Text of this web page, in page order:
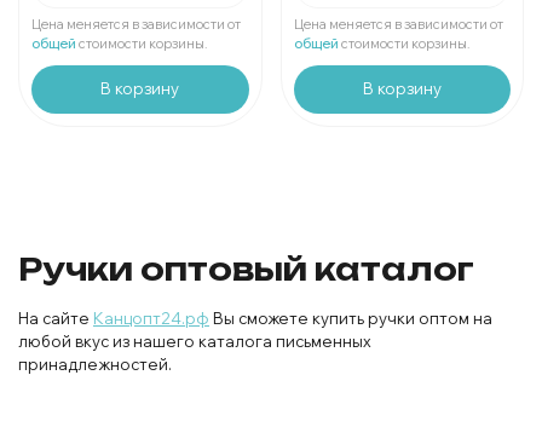
В упаковке 1 шт:
Цена меняется в зависимости от
общей стоимости корзины.
В корзину
В упаковке 1 шт:
Цена меняется в зависимости от
общей стоимости корзины.
В корзину
Ручки оптовый каталог
На сайте Канцопт24.рф Вы сможете купить ручки оптом на
любой вкус из нашего каталога письменных
принадлежностей.